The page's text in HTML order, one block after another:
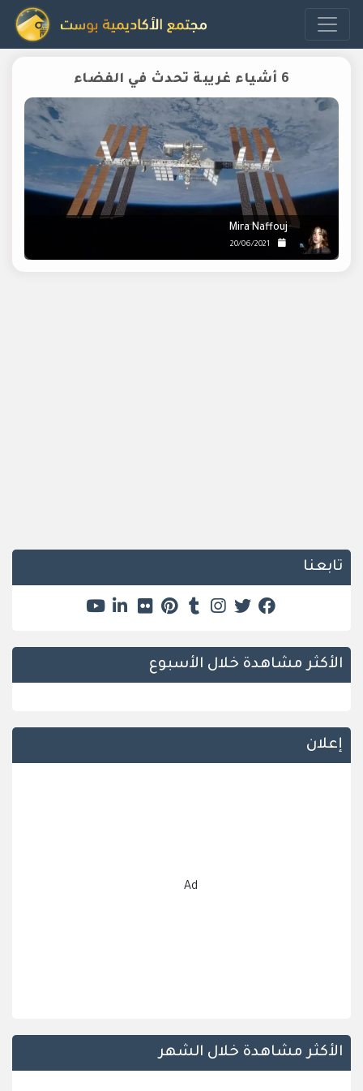
6 أشياء غريبة تحدث في الفضاء
Mira Naffouj
20/06/2021
تابعنا
الأكثر مشاهدة خلال الأسبوع
إعلان
Ad
الأكثر مشاهدة خلال الشهر